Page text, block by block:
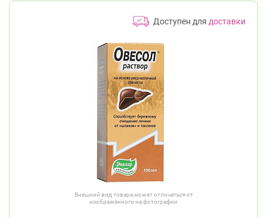
Доступен для доставки
Внешний вид товара может отличаться от
изображённого на фотографии